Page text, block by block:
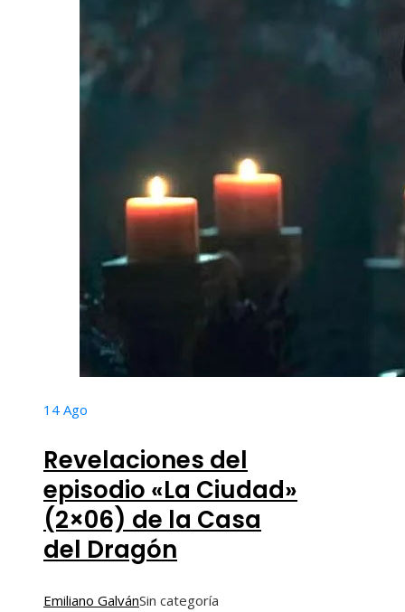
14 Ago
Revelaciones del
episodio «La Ciudad»
(2×06) de la Casa
del Dragón
Emiliano GalvánSin categoría